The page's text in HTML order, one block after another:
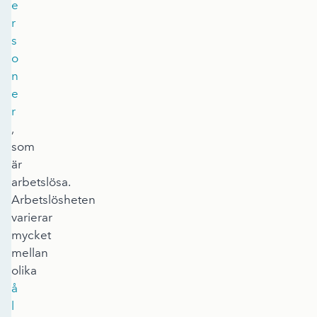
e
r
s
o
n
e
r
,
som
är
arbetslösa.
Arbetslösheten
varierar
mycket
mellan
olika
å